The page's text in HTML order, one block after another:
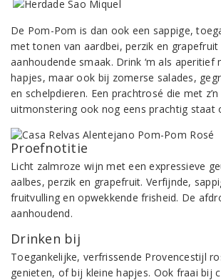
De Pom-Pom is dan ook een sappige,
met tonen van aardbei, perzik en grapefruit
aanhoudende smaak. Drink ‘m als aperitief
hapjes, maar ook bij zomerse salades,
en schelpdieren. Een prachtrosé die met
uitmonstering ook nog eens prachtig staat
Proefnotitie
Licht zalmroze wijn met een expressieve
aalbes, perzik en grapefruit. Verfijnde,
fruitvulling en opwekkende frisheid. De
aanhoudend.
Drinken bij
Toegankelijke, verfrissende Provencestijl
genieten, of bij kleine hapjes. Ook fraai bij